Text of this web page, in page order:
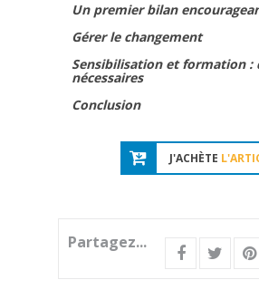
Un premier bilan
Gérer le changement
Sensibilisation et formation :
nécessaires
Conclusion
J'ACHÈTE
Partagez...